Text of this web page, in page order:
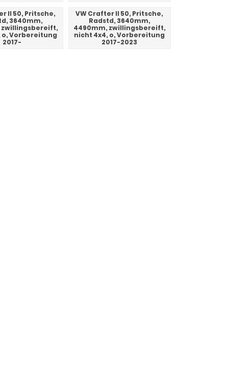
II 50, Pritsche,
3640mm,
zwillingsbereift,
o, Vorbereitung
2017-
VW Crafter II 50, Pritsche,
Radstd, 3640mm,
4490mm, zwillingsbereift,
nicht 4x4, o, Vorbereitung
2017-2023